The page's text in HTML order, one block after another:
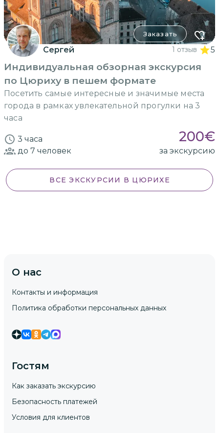
Заказать
Сергей 1 отзыв 5
Индивидуальная обзорная экскурсия
по Цюриху в пешем формате
Посетить самые интересные и значимые места
города в рамках увлекательной прогулки на 3
часа
3 часа 200€
до 7 человек за экскурсию
ВСЕ ЭКСКУРСИИ В ЦЮРИХЕ
О нас
Контакты и информация
Политика обработки персональных данных
Гостям
Как заказать экскурсию
Безопасность платежей
Условия для клиентов